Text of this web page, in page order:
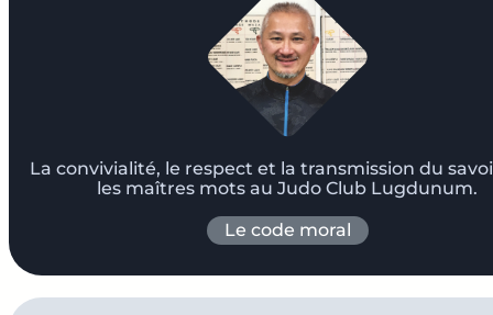
La convivialité, le respect et la transmission du
les maîtres mots au Judo Club Lugdunum.
Le code moral